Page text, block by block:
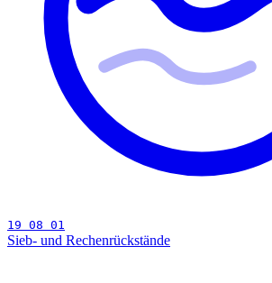
19 08 01
Sieb- und Rechenrückstände